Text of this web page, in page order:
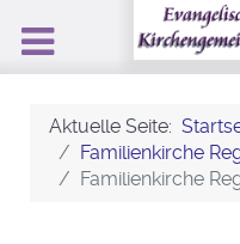
Aktuelle Seite:
Familienkirche
Familienkirche